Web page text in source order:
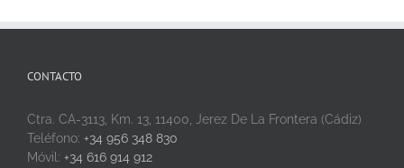
CONTACTO
Ctra. CA-3113, Km. 13, 11400, Jerez De La Frontera (Cádiz)
Teléfono: +34 956 348 830
Móvil: +34 616 914 912